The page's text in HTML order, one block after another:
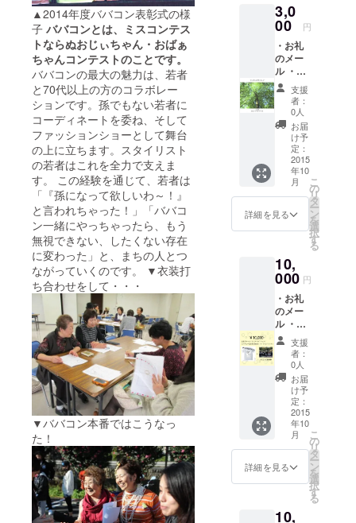
▲2014年度ババコン表彰式の様
子 ババコンとは、ミスコンテス
トならぬおじぃちゃん・おばぁ
ちゃんコンテストのことです。
ババコンの最大の魅力は、若者
と70代以上の方のコラボレー
ションです。孫でもない若者に
コーディネートを委ね、そして
ファッションショーとして舞台
の上に立ちます。スタイリスト
の若者はこれを全力で支えま
す。 この経験を通じて、若者は
「『孫になって欲しいわ～！』
と言われちゃった！」「ババコ
ン一緒にやっちゃったら、もう
無視できない、したくない存在
に変わった」と、まちの人とつ
ながっていくのです。 ▼衣装打
ち合わせをして・・・
▼ババコン本番ではこうなっ
た！
3,0
00 円
・お礼
のメー
ル ・青
梅のポ
スト
カード
（3枚）
支援
者：
0人
お届
け予
定：
2015
年10
月
詳細を見る
こ
の
リ
タ
ー
ン
を
選
択
す
る
10,
000 円
・お礼
のメー
ル ・お
うめ若
者カ
フェ
オリジ
ナルT
シャツ
（1枚）
・ババ
コン特
別観賞
席
（ご友
ゆっく
支援
者：
0人
お届
け予
定：
2015
年10
月
詳細を見る
こ
の
リ
タ
ー
ン
を
選
択
す
る
10,